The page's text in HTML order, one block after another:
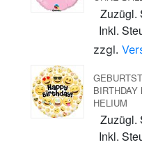
Zuzügl.
Inkl.
zzgl.
HELIUM
Zuzügl.
Inkl.